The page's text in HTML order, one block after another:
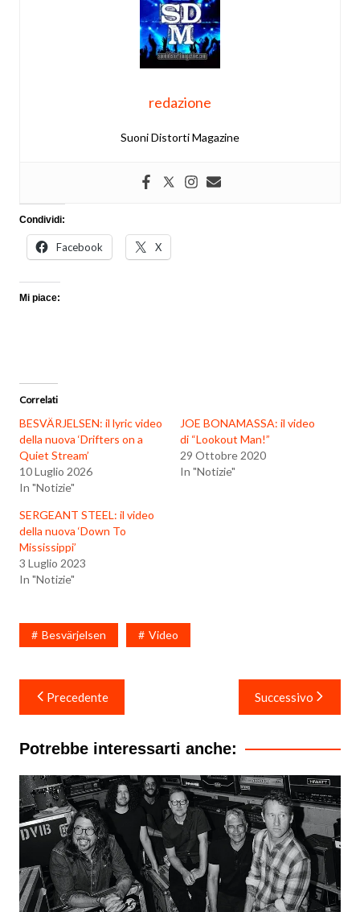
redazione
Suoni Distorti Magazine
Condividi:
Facebook X
Mi piace:
Correlati
BESVÄRJELSEN: il lyric video
della nuova ‘Drifters on a
Quiet Stream’
10 Luglio 2026
In "Notizie"
JOE BONAMASSA: il video
di “Lookout Man!”
29 Ottobre 2020
In "Notizie"
SERGEANT STEEL: il video
della nuova ‘Down To
Mississippi’
3 Luglio 2023
In "Notizie"
Besvärjelsen Video
Navigazione
articoli
Precedente Successivo
Potrebbe interessarti anche: